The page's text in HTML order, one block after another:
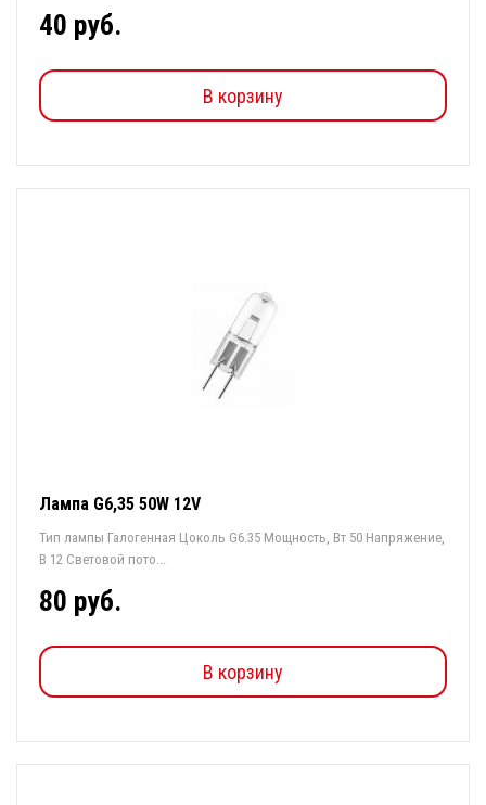
40 руб.
В корзину
Лампа G6,35 50W 12V
Тип лампы Галогенная Цоколь G6.35 Мощность, Вт 50 Напряжение,
В 12 Световой пото...
80 руб.
В корзину